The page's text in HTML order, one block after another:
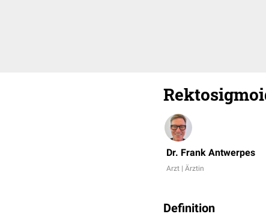
Dr. Frank Antwerpes
Arzt | Ärztin
Definition